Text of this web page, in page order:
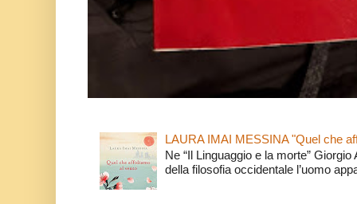
LAURA IMAI MESSINA "Quel che
Ne “Il Linguaggio e la morte”
della filosofia occidentale l’uomo